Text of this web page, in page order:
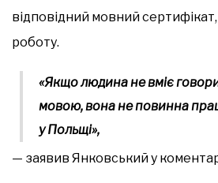
відповідний мовний
роботу.
«Якщо людина не вміє
мовою, вона не повинна
у Польщі»,
— заявив Янковський у